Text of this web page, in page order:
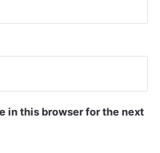
in this browser for the next